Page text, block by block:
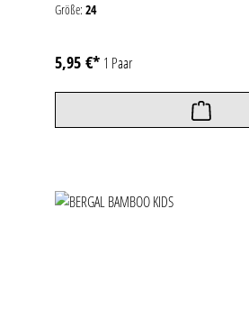
Größe: 24
5,95 €* 1 Paar